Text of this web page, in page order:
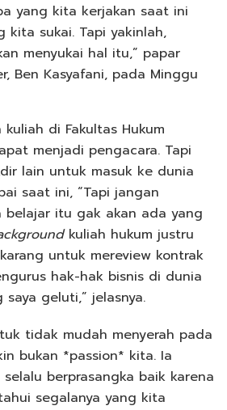
yang kita kerjakan saat ini
kita sukai. Tapi yakinlah,
menyukai hal itu,” papar
Ben Kasyafani, pada Minggu
di Fakultas Hukum
menjadi pengacara. Tapi
lain untuk masuk ke dunia
saat ini, “Tapi jangan
itu gak akan ada yang
kuliah hukum justru
untuk mereview kontrak
hak-hak bisnis di dunia
geluti,” jelasnya.
tidak mudah menyerah pada
bukan *passion* kita. Ia
berprasangka baik karena
segalanya yang kita